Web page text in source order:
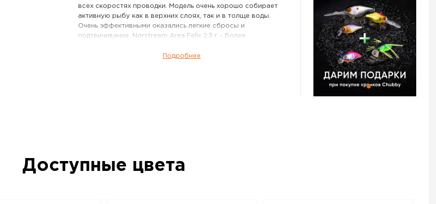
всех скоростях проводки. Модель очень хорошо собирает
активную рыбу как в верхних слоях, так и в толще воды.
Очень эффективными оказались легкие сбросы и
подтвичивание. Norstream Area Felix 2.3 г – Более
два варианта исполнения по весу – 2,3 г и 2,0 г. Более
легкой, «порхающей» игрой и стабильно работает на
совсем медленной проводке. Безусловно, эта версия
Подробнее
Доступные цвета